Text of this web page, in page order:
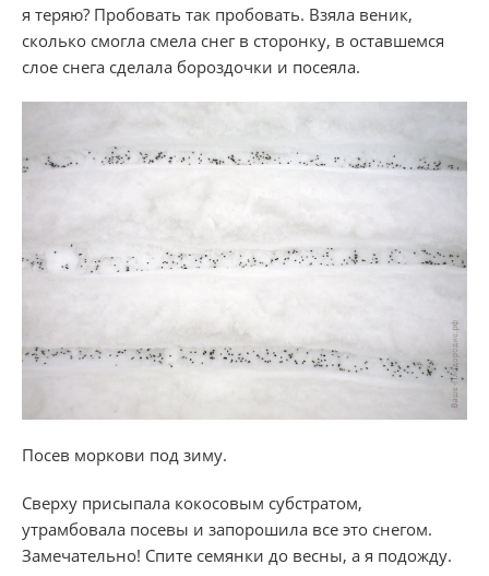
я теряю? Пробовать так пробовать. Взяла веник,
сколько смогла смела снег в сторонку, в оставшемся
слое снега сделала бороздочки и посеяла.
Посев моркови под зиму.
Сверху присыпала кокосовым субстратом,
утрамбовала посевы и запорошила все это снегом.
Замечательно! Спите семянки до весны, а я подожду.